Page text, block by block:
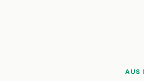
AUS